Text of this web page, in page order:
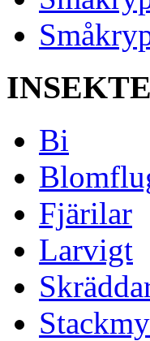
Bi
Fjärilar
Larvigt